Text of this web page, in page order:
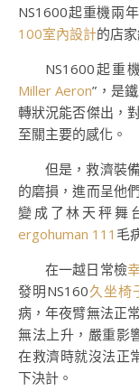
NS1600起重機兩
100室內設計的店
NS1600起重
Miller Aeron”，是
轉狀況能否傑出，
至關主要的感化。
但是，救濟裝
的磨損，進而呈他
變成了林天秤舞
ergohuman 111 毛
在一越日常檢
發明NS160久坐椅
病，年夜臂無法正
無法上升，嚴重影
在救濟時就沒法正
下決計。